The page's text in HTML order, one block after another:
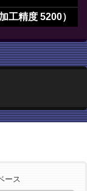
工精度 5200）
ース